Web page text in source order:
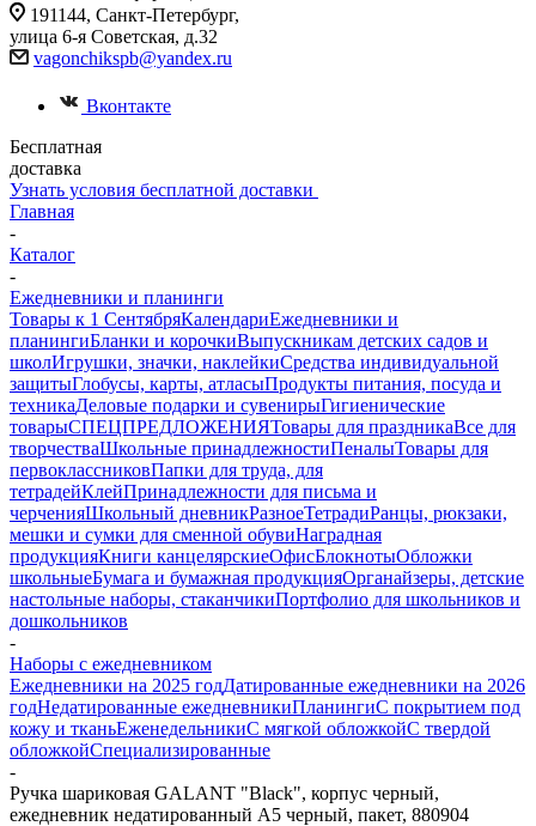
191144, Санкт-Петербург,
улица 6-я Советская, д.32
vagonchikspb@yandex.ru
Вконтакте
Бесплатная
доставка
Узнать условия бесплатной доставки
Главная
-
Каталог
-
Ежедневники и планинги
Товары к 1 СентябряКалендариЕжедневники и
планингиБланки и корочкиВыпускникам детских садов и
школИгрушки, значки, наклейкиСредства индивидуальной
защитыГлобусы, карты, атласыПродукты питания, посуда и
техникаДеловые подарки и сувенирыГигиенические
товарыСПЕЦПРЕДЛОЖЕНИЯТовары для праздникаВсе для
творчестваШкольные принадлежностиПеналыТовары для
первоклассниковПапки для труда, для
тетрадейКлейПринадлежности для письма и
черченияШкольный дневникРазноеТетрадиРанцы, рюкзаки,
мешки и сумки для сменной обувиНаградная
продукцияКниги канцелярскиеОфисБлокнотыОбложки
школьныеБумага и бумажная продукцияОрганайзеры, детские
настольные наборы, стаканчикиПортфолио для школьников и
дошкольников
-
Наборы с ежедневником
Ежедневники на 2025 годДатированные ежедневники на 2026
годНедатированные ежедневникиПланингиС покрытием под
кожу и тканьЕженедельникиС мягкой обложкойС твердой
обложкойСпециализированные
-
Ручка шариковая GALANT "Black", корпус черный,
ежедневник недатированный А5 черный, пакет, 880904